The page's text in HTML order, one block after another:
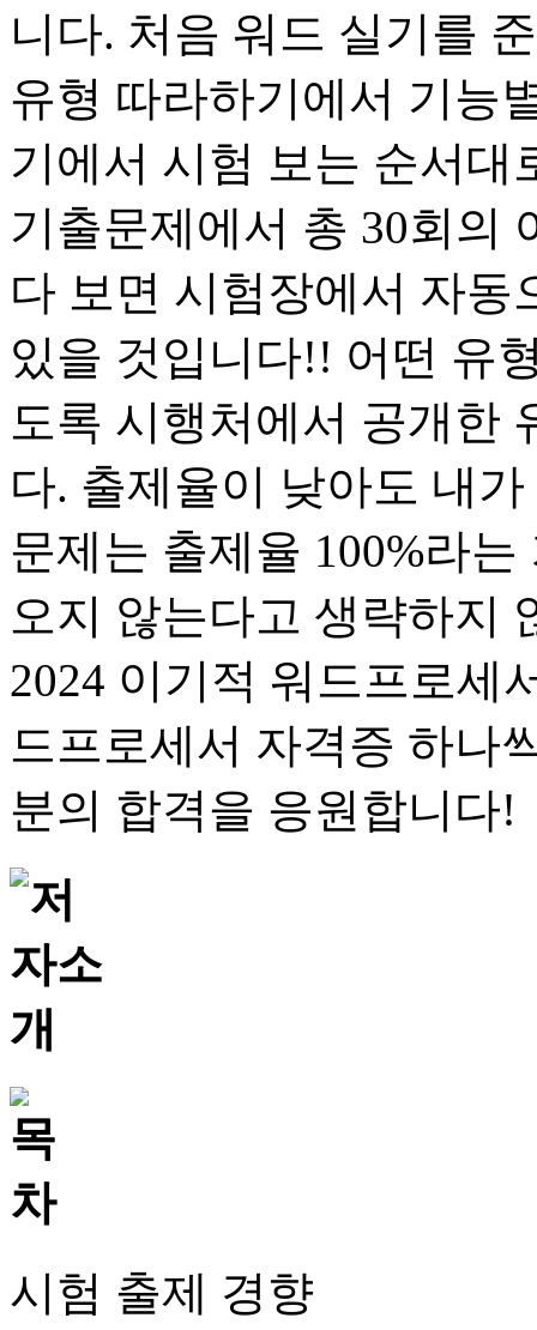
니다. 처음 워드 실기를
유형 따라하기에서 기능
기에서 시험 보는 순서대
기출문제에서 총 30회의
다 보면 시험장에서 자동
있을 것입니다!! 어떤 유
도록 시행처에서 공개한
다. 출제율이 낮아도 내
문제는 출제율 100%라
오지 않는다고 생략하지
2024 이기적 워드프로세
드프로세서 자격증 하나
분의 합격을 응원합니다!
시험 출제 경향